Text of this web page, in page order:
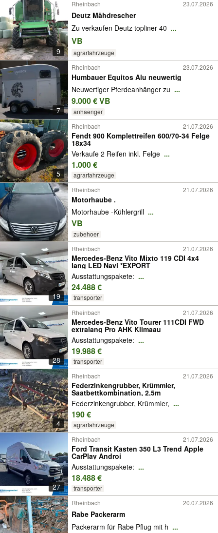
9
Rheinbach 23.07.2026
Deutz Mähdrescher
Zu verkaufen Deutz topliner 40 ...
VB
agrarfahrzeuge
7
Rheinbach 23.07.2026
Humbauer Equitos Alu neuwertig
Neuwertiger Pferdeanhänger zu ...
9.000 € VB
anhaenger
5
Rheinbach 21.07.2026
Fendt 900 Komplettreifen 600/70-34 Felge
18x34
Verkaufe 2 Reifen inkl. Felge ...
1.000 €
agrarfahrzeuge
Rheinbach
21.07.2026
Motorhaube .
Motorhaube -Kühlergrill ...
VB
zubehoer
19
Rheinbach 21.07.2026
Mercedes-Benz Vito Mixto 119 CDI 4x4
lang LED Navi *EXPORT
Ausstattungspakete: ...
24.488 €
transporter
28
Rheinbach 21.07.2026
Mercedes-Benz Vito Tourer 111CDI FWD
extralang Pro AHK Klimaau
Ausstattungspakete: ...
19.988 €
transporter
4
Rheinbach 21.07.2026
Federzinkengrubber, Krümmler,
Saatbettkombination, 2,5m
Federzinkengrubber, Krümmler, ...
190 €
agrarfahrzeuge
27
Rheinbach 21.07.2026
Ford Transit Kasten 350 L3 Trend Apple
CarPlay Androi
Ausstattungspakete: ...
18.488 €
transporter
Rheinbach 20.07.2026
Rabe Packerarm
Packerarm für Rabe Pflug mit h ...